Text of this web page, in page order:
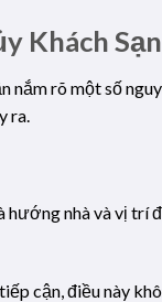
Khách Sạn
nắm rõ một số
ra.
nhà và vị trí
cận, điều này